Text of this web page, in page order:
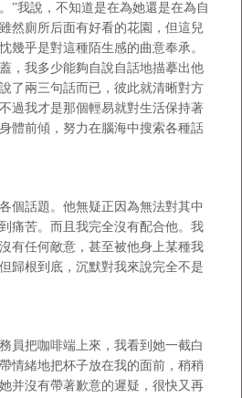
”我說，不知道是在為她還是在為自
然廁所后面有好看的花園，但這兒
幾乎是對這種陌生感的曲意奉承。
，我多少能夠自說自話地描摹出他
了兩三句話而已，彼此就清晰對方
過我才是那個輕易就對生活保持著
體前傾，努力在腦海中搜索各種話
個話題。他無疑正因為無法對其中
痛苦。而且我完全沒有配合他。我
有任何敵意，甚至被他身上某種我
歸根到底，沉默對我來說完全不是
員把咖啡端上來，我看到她一截白
情緒地把杯子放在我的面前，稍稍
并沒有帶著歉意的遲疑，很快又再